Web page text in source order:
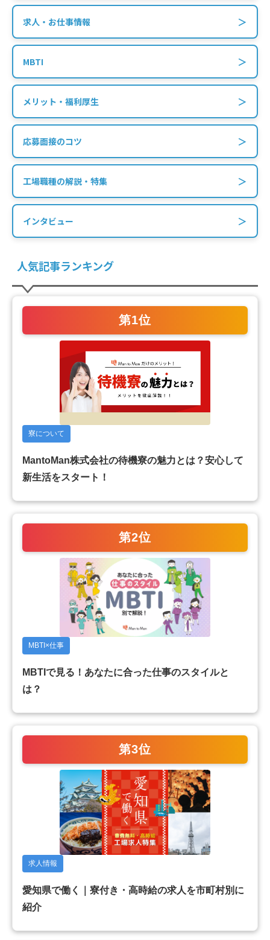
求人・お仕事情報 ＞
MBTI ＞
メリット・福利厚生 ＞
応募面接のコツ ＞
工場職種の解説・特集 ＞
インタビュー ＞
人気記事ランキング
第1位
寮について
MantoMan株式会社の待機寮の魅力とは？安心して
新生活をスタート！
第2位
MBTI×仕事
MBTIで見る！あなたに合った仕事のスタイルと
は？
第3位
求人情報
愛知県で働く｜寮付き・高時給の求人を市町村別に
紹介